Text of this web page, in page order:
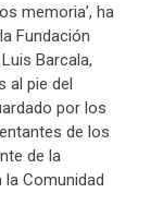
memoria’, ha
Fundación
Barcala,
al pie del
por los
de los
de la
Comunidad